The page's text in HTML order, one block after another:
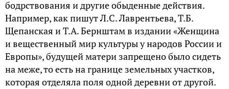
бодрствования и другие обыденные действия.
Например, как пишут Л.С. Лаврентьева, Т.Б.
Щепанская и Т.А. Бернштам в издании «Женщина
и вещественный мир культуры у народов России и
Европы», будущей матери запрещено было сидеть
на меже, то есть на границе земельных участков,
которая отделяла поля одной деревни от другой.